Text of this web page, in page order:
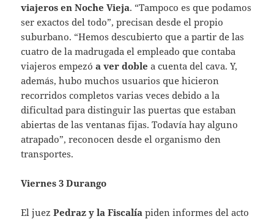
viajeros en Noche Vieja. “Tampoco es que podamos
ser exactos del todo”, precisan desde el propio
suburbano. “Hemos descubierto que a partir de las
cuatro de la madrugada el empleado que contaba
viajeros empezóa ver doble a cuenta del cava. Y,
además, hubo muchos usuarios que hicieron
recorridos completos varias veces debido a la
dificultad para distinguir las puertas que estaban
abiertas de las ventanas fijas. Todavía hay alguno
atrapado”, reconocen desde el organismo den
transportes.
Viernes 3 Durango
El juezPedraz y la Fiscalía piden informes del acto